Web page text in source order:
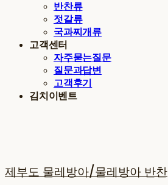
반찬류
젓갈류
국과찌개류
고객센터
자주묻는질문
질문과답변
고객후기
김치이벤트
제부도 물레방아/물레방아 반찬